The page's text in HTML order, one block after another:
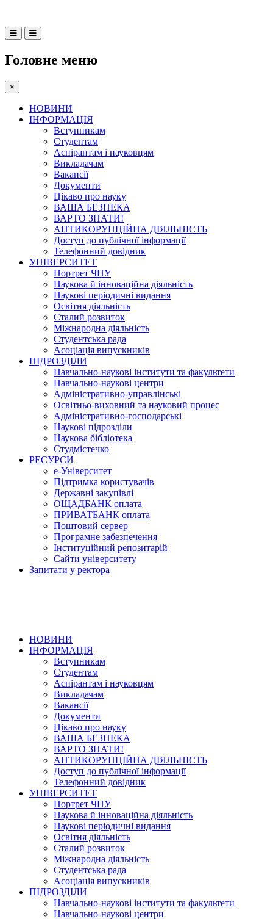
Головне меню
×
НОВИНИ
ІНФОРМАЦІЯ
Вступникам
Студентам
Аспірантам і науковцям
Викладачам
Вакансії
Документи
Цікаво про науку
ВАША БЕЗПЕКА
ВАРТО ЗНАТИ!
АНТИКОРУПЦІЙНА ДІЯЛЬНІСТЬ
Доступ до публічної інформації
Телефонний довідник
УНІВЕРСИТЕТ
Портрет ЧНУ
Наукова й інноваційна діяльність
Наукові періодичні видання
Освітня діяльність
Сталий розвиток
Міжнародна діяльність
Студентська рада
Асоціація випускників
ПІДРОЗДІЛИ
Навчально-наукові інститути та факультети
Навчально-наукові центри
Адміністративно-управлінські
Освітньо-виховний та науковий процес
Адміністративно-господарські
Наукові підрозділи
Наукова бібліотека
Студмістечко
РЕСУРСИ
е-Університет
Підтримка користувачів
Державні закупівлі
ОЩАДБАНК оплата
ПРИВАТБАНК оплата
Поштовий сервер
Програмне забезпечення
Інституційний репозитарій
Сайти університету
Запитати у ректора
НОВИНИ
ІНФОРМАЦІЯ
Вступникам
Студентам
Аспірантам і науковцям
Викладачам
Вакансії
Документи
Цікаво про науку
ВАША БЕЗПЕКА
ВАРТО ЗНАТИ!
АНТИКОРУПЦІЙНА ДІЯЛЬНІСТЬ
Доступ до публічної інформації
Телефонний довідник
УНІВЕРСИТЕТ
Портрет ЧНУ
Наукова й інноваційна діяльність
Наукові періодичні видання
Освітня діяльність
Сталий розвиток
Міжнародна діяльність
Студентська рада
Асоціація випускників
ПІДРОЗДІЛИ
Навчально-наукові інститути та факультети
Навчально-наукові центри